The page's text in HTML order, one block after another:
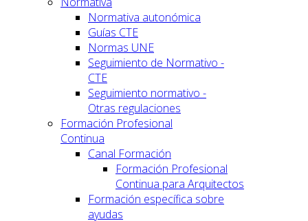
Normativa autonómica
Guías CTE
Normas UNE
Seguimiento de Normativo -
CTE
Seguimiento normativo -
Otras regulaciones
Formación Profesional
Continua
Canal Formación
Formación Profesional
Continua para Arquitectos
Formación específica sobre
ayudas